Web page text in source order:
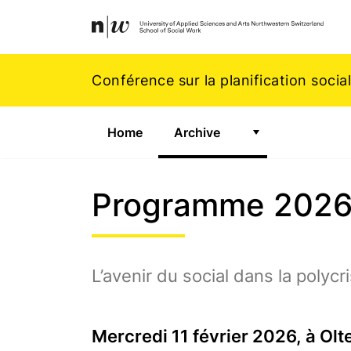
Navigation
Conférence sur la planification
Home Archive
Programme 2026
L’avenir du social dans la
Mercredi 11 février 2026, à
Footer